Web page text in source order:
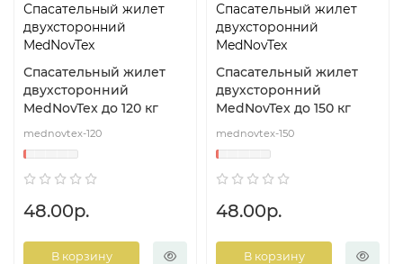
Спасательный жилет
двухсторонний
MedNovTex
Спасательный жилет
двухсторонний
MedNovTex до 120 кг
mednovtex-120
48.00р.
В корзину
Спасательный жилет
двухсторонний
MedNovTex
Спасательный жилет
двухсторонний
MedNovTex до 150 кг
mednovtex-150
48.00р.
В корзину